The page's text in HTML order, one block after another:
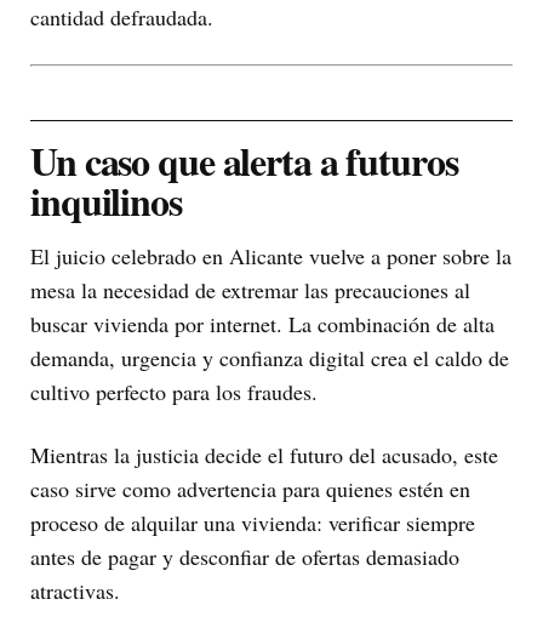
cantidad defraudada.
Un caso que alerta a futuros
inquilinos
El juicio celebrado en Alicante vuelve a poner sobre la
mesa la necesidad de extremar las precauciones al
buscar vivienda por internet. La combinación de alta
demanda, urgencia y confianza digital crea el caldo de
cultivo perfecto para los fraudes.
Mientras la justicia decide el futuro del acusado, este
caso sirve como advertencia para quienes estén en
proceso de alquilar una vivienda: verificar siempre
antes de pagar y desconfiar de ofertas demasiado
atractivas.